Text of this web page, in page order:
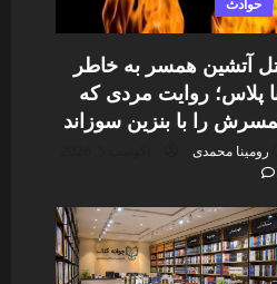
حوادث
آتشین همسر به خاطر
پلاس؛ روایت مردی که
را با بنزین سوزاند
رومینا محمدی